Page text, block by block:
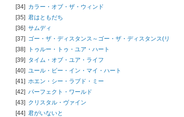
[34] カラー・オブ・ザ・ウィンド
[35] 君はともだち
[36] サムディ
[37] ゴー・ザ・ディスタンス～ゴー・ザ・ディスタンス(リ
[38]
トゥルー・トゥ・ユア・ハート
[39] タイム・オブ・ユア・ライフ
[40] ユール・ビー・イン・マイ・ハート
[41] ホエン・シー・ラブド・ミー
[42] パーフェクト・ワールド
[43] クリスタル・ヴァイン
[44] 君がいないと